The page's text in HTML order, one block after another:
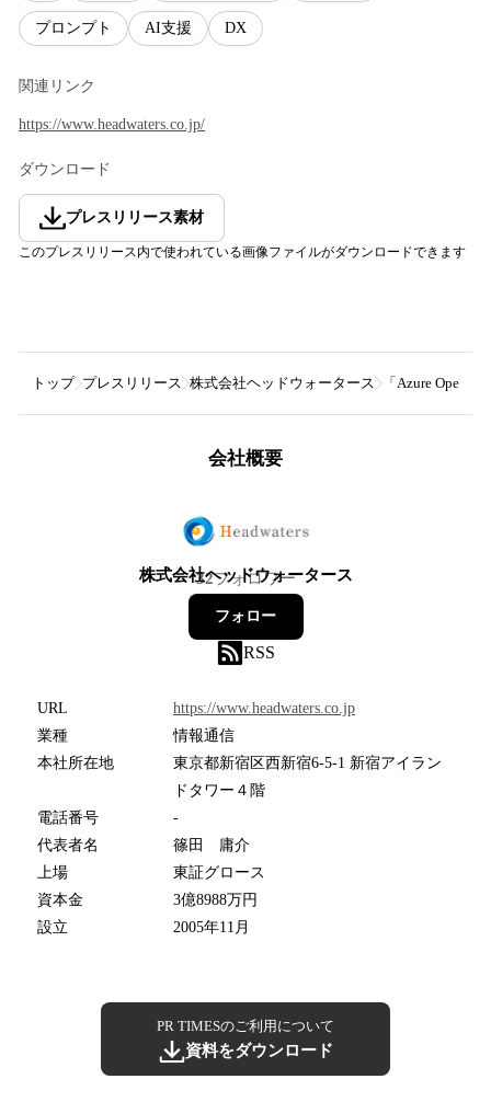
プロンプト AI支援 DX
関連リンク
https://www.headwaters.co.jp/
ダウンロード
プレスリリース素材
このプレスリリース内で使われている画像ファイルがダウンロードできます
トップ プレスリリース 株式会社ヘッドウォータース 「Azure
会社概要
株式会社ヘッドウォータース
32フォロワー
フォロー
RSS
URL
https://www.headwaters.co.jp
業種
情報通信
本社所在地
東京都新宿区西新宿6-5-1 新宿アイラン
ドタワー４階
電話番号
-
代表者名
篠田 庸介
上場
東証グロース
資本金
3億8988万円
設立
2005年11月
PR TIMESのご利用について
資料をダウンロード